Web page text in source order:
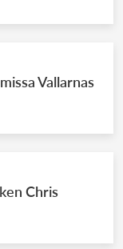
Vallarnas
Chris